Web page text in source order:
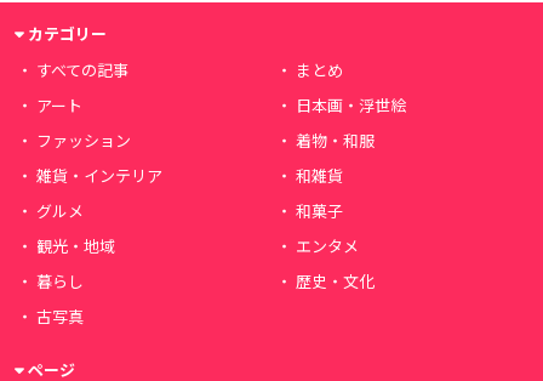
カテゴリー
すべての記事
まとめ
アート
日本画・浮世絵
ファッション
着物・和服
雑貨・インテリア
和雑貨
グルメ
和菓子
観光・地域
エンタメ
暮らし
歴史・文化
古写真
ページ